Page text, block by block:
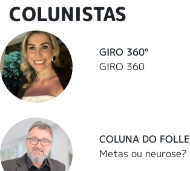
COLUNISTAS
GIRO 360°
GIRO 360
COLUNA DO FOLLE
Metas ou neurose?